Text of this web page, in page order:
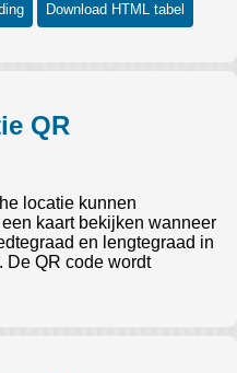
Download HTML tabel
QR
locatie kunnen
kaart bekijken wanneer
en lengtegraad in
De QR code wordt